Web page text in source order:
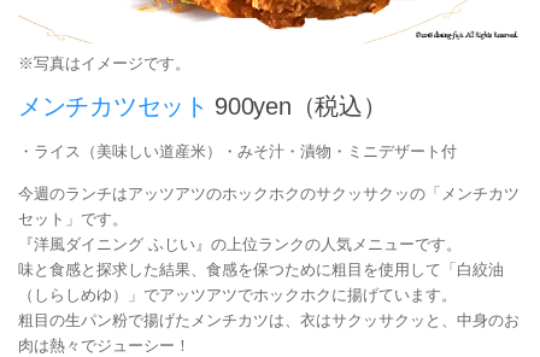
※写真はイメージです。
メンチカツセット 900yen（税込）
・ライス（美味しい道産米）・みそ汁・漬物・ミニデザート付
今週のランチはアッツアツのホックホクのサクッサクッの「メンチカツ
セット」です。
『洋風ダイニング ふじい』の上位ランクの人気メニューです。
味と食感と探求した結果、食感を保つために粗目を使用して「白絞油
（しらしめゆ）」でアッツアツでホックホクに揚げています。
粗目の生パン粉で揚げたメンチカツは、衣はサクッサクッと、中身のお
肉は熱々でジューシー！